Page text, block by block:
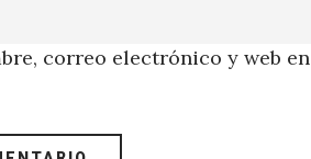
correo electrónico y web